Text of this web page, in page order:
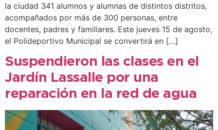
la ciudad 341 alumnos y alumnas de distintos distritos,
acompañados por más de 300 personas, entre
docentes, padres y familiares. Este jueves 15 de agosto,
el Polideportivo Municipal se convertirá en […]
Suspendieron las clases en el
Jardín Lassalle por una
reparación en la red de agua